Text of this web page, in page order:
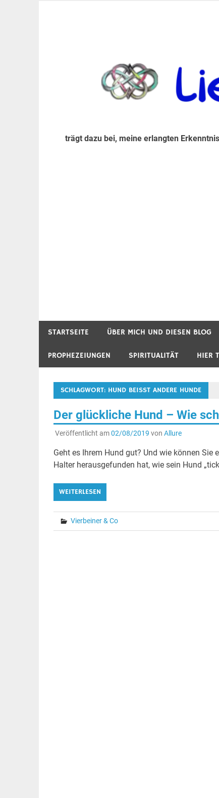
trägt dazu bei, meine erlangten
STARTSEITE ÜBER MICH UND DIESEN BLOG
PROPHEZEIUNGEN SPIRITUALITÄT HIER
SCHLAGWORT: HUND BEISST ANDERE HUNDE
Der glückliche Hund – Wie
Veröffentlicht am02/08/2019 von Allure
Geht es Ihrem Hund gut? Und wie können
Halter herausgefunden hat, wie sein Hund
WEITERLESEN
Vierbeiner & Co